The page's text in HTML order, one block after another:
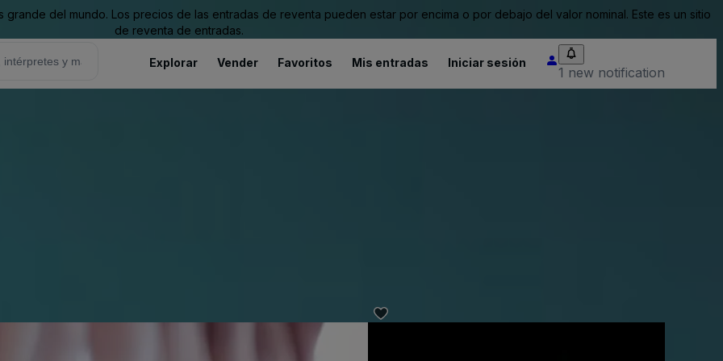
del mundo. Los precios de las entradas de reventa pueden estar por encima o por debajo del valor nominal. Este es un sitio
de reventa de entradas.
Explorar Vender Favoritos Mis entradas Iniciar sesión
1 new notification